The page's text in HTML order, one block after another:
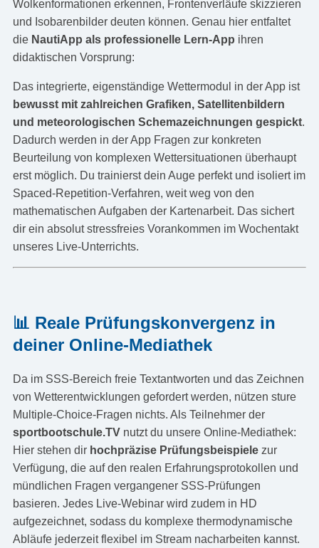
Wolkenformationen erkennen, Frontenverläufe skizzieren
und Isobarenbilder deuten können. Genau hier entfaltet
die NautiApp als professionelle Lern-App ihren
didaktischen Vorsprung:
Das integrierte, eigenständige Wettermodul in der App ist
bewusst mit zahlreichen Grafiken, Satellitenbildern
und meteorologischen Schemazeichnungen gespickt.
Dadurch werden in der App Fragen zur konkreten
Beurteilung von komplexen Wettersituationen überhaupt
erst möglich. Du trainierst dein Auge perfekt und isoliert im
Spaced-Repetition-Verfahren, weit weg von den
mathematischen Aufgaben der Kartenarbeit. Das sichert
dir ein absolut stressfreies Vorankommen im Wochentakt
unseres Live-Unterrichts.
📊 Reale Prüfungskonvergenz in
deiner Online-Mediathek
Da im SSS-Bereich freie Textantworten und das Zeichnen
von Wetterentwicklungen gefordert werden, nützen sture
Multiple-Choice-Fragen nichts. Als Teilnehmer der
sportbootschule.TVnutzt du unsere Online-Mediathek:
Hier stehen dir hochpräzise Prüfungsbeispielezur
Verfügung, die auf den realen Erfahrungsprotokollen und
mündlichen Fragen vergangener SSS-Prüfungen
basieren. Jedes Live-Webinar wird zudem in HD
aufgezeichnet, sodass du komplexe thermodynamische
Abläufe jederzeit flexibel im Stream nacharbeiten kannst.